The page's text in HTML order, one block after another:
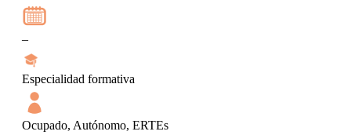
–
Especialidad formativa
Ocupado, Autónomo, ERTEs